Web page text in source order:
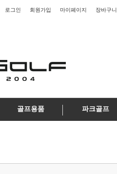
로그인 회원가입 마이페이지 장바구니
골프용품 파크골프